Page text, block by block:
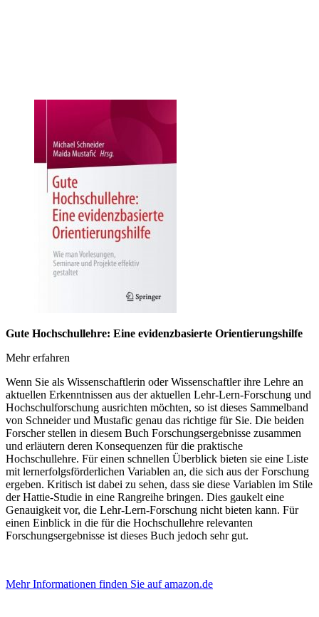
Gute Hochschullehre: Eine evidenzbasierte Orientierungshilfe
Mehr erfahren
Wenn Sie als Wissenschaftlerin oder Wissenschaftler ihre Lehre an
aktuellen Erkenntnissen aus der aktuellen Lehr-Lern-Forschung und
Hochschulforschung ausrichten möchten, so ist dieses Sammelband
von Schneider und Mustafic genau das richtige für Sie. Die beiden
Forscher stellen in diesem Buch Forschungsergebnisse zusammen
und erläutern deren Konsequenzen für die praktische
Hochschullehre. Für einen schnellen Überblick bieten sie eine Liste
mit lernerfolgsförderlichen Variablen an, die sich aus der Forschung
ergeben. Kritisch ist dabei zu sehen, dass sie diese Variablen im Stile
der Hattie-Studie in eine Rangreihe bringen. Dies gaukelt eine
Genauigkeit vor, die Lehr-Lern-Forschung nicht bieten kann. Für
einen Einblick in die für die Hochschullehre relevanten
Forschungsergebnisse ist dieses Buch jedoch sehr gut.
Mehr Informationen finden Sie auf amazon.de